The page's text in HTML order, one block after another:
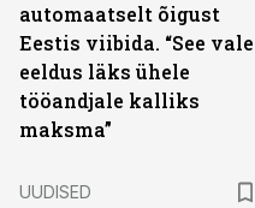
automaatselt õigust
Eestis viibida. “See vale
eeldus läks ühele
tööandjale kalliks
maksma”
UUDISED